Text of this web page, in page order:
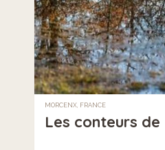
MORCENX, FRANCE
Les conteurs de